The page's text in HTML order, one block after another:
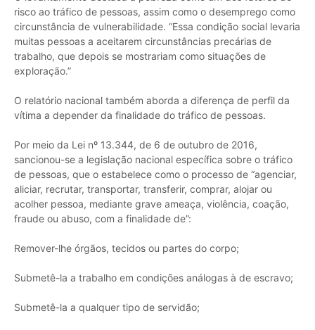
risco ao tráfico de pessoas, assim como o desemprego como
circunstância de vulnerabilidade. “Essa condição social levaria
muitas pessoas a aceitarem circunstâncias precárias de
trabalho, que depois se mostrariam como situações de
exploração.”
O relatório nacional também aborda a diferença de perfil da
vítima a depender da finalidade do tráfico de pessoas.
Por meio da Lei nº 13.344, de 6 de outubro de 2016,
sancionou-se a legislação nacional específica sobre o tráfico
de pessoas, que o estabelece como o processo de “agenciar,
aliciar, recrutar, transportar, transferir, comprar, alojar ou
acolher pessoa, mediante grave ameaça, violência, coação,
fraude ou abuso, com a finalidade de”:
Remover-lhe órgãos, tecidos ou partes do corpo;
Submetê-la a trabalho em condições análogas à de escravo;
Submetê-la a qualquer tipo de servidão;